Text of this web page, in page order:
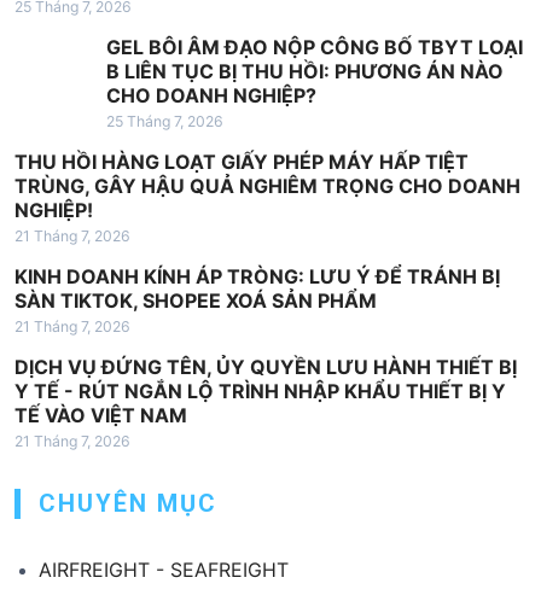
25 Tháng 7, 2026
GEL BÔI ÂM ĐẠO NỘP CÔNG BỐ TBYT LOẠI
B LIÊN TỤC BỊ THU HỒI: PHƯƠNG ÁN NÀO
CHO DOANH NGHIỆP?
25 Tháng 7, 2026
THU HỒI HÀNG LOẠT GIẤY PHÉP MÁY HẤP TIỆT
TRÙNG, GÂY HẬU QUẢ NGHIÊM TRỌNG CHO DOANH
NGHIỆP!
21 Tháng 7, 2026
KINH DOANH KÍNH ÁP TRÒNG: LƯU Ý ĐỂ TRÁNH BỊ
SÀN TIKTOK, SHOPEE XOÁ SẢN PHẨM
21 Tháng 7, 2026
DỊCH VỤ ĐỨNG TÊN, ỦY QUYỀN LƯU HÀNH THIẾT BỊ
Y TẾ - RÚT NGẮN LỘ TRÌNH NHẬP KHẨU THIẾT BỊ Y
TẾ VÀO VIỆT NAM
21 Tháng 7, 2026
CHUYÊN MỤC
AIRFREIGHT - SEAFREIGHT